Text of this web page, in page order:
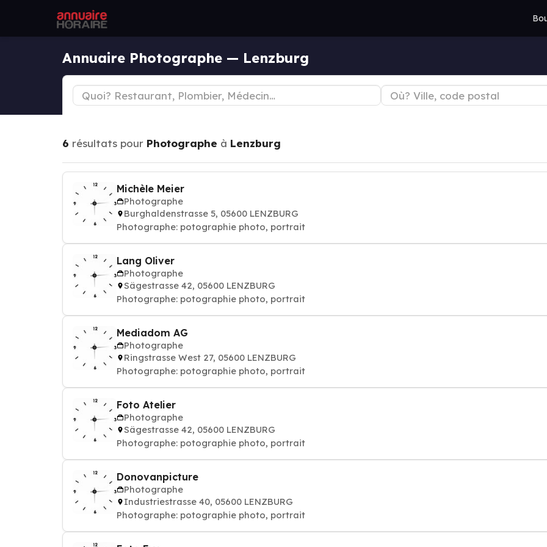
Annuaire Photographe — Lenzburg
6 résultats pour Photographe à Lenzburg
Michèle Meier
Photographe
Burghaldenstrasse 5, 05600 LENZBURG
Photographe: potographie photo, portrait
Lang Oliver
Photographe
Sägestrasse 42, 05600 LENZBURG
Photographe: potographie photo, portrait
Mediadom AG
Photographe
Ringstrasse West 27, 05600 LENZBURG
Photographe: potographie photo, portrait
Foto Atelier
Photographe
Sägestrasse 42, 05600 LENZBURG
Photographe: potographie photo, portrait
Donovanpicture
Photographe
Industriestrasse 40, 05600 LENZBURG
Photographe: potographie photo, portrait